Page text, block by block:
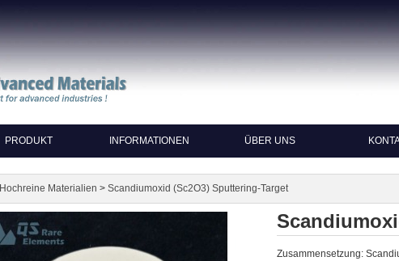
PRODUKT INFORMATIONEN ÜBER UNS
Hochreine Materialien > Scandiumoxid (Sc2O3) Sputtering-Target
Zusammensetzung: